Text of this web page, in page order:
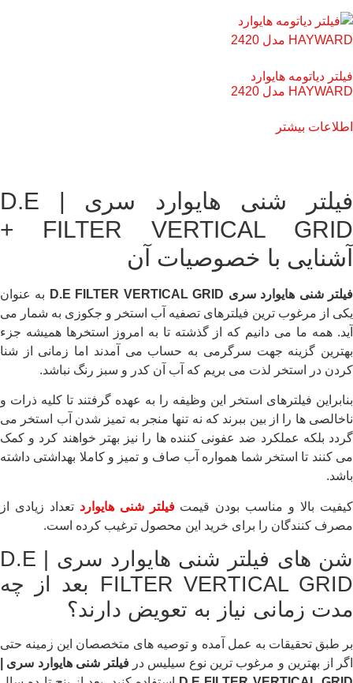
فیلتر دیاتومه هایوارد
HAYWARD مدل 2420
اطلاعات بیشتر
فیلتر شنی هایوارد سری | D.E
FILTER VERTICAL GRID +
آشنایی با خصوصیات آن
فیلتر شنی هایوارد سری D.E FILTER VERTICAL GRID به عنوان
یکی از مرغوب ترین فیلترهای تصفیه آب استخر و جکوزی به شمار می
آید. همه ما می دانیم که از گذشته تا به امروز استخرها همیشه جزء
بهترین گزینه جهت سرگرمی به حساب می آمدند اما زمانی از شنا
کردن در استخر لذت می بریم که آب آن کدر و سبز رنگ نباشد.
بنابراین فیلترهای استخر این وظیفه را به عهده گرفتند تا کلیه ذرات و
ناخالصی ها را از بین ببرند که نه تنها منجر به تمیز شدن آب استخر می
گردد بلکه عملکرد ضد عفونی کننده ها را نیز بهتر خواهند کرد و کمک
می کنند تا استخر شما همواره آب صاف و تمیز و کاملا بهداشتی داشته
باشد.
کیفیت بالا و مناسب بودن قیمتفیلتر شنی هایوارد تعداد زیادی از
مصرف کنندگان را برای خرید این محصول ترغیب کرده است.
شن های فیلتر شنی هایوارد سری | D.E
FILTER VERTICAL GRID بعد از چه
مدت زمانی نیاز به تعویض دارند؟
بر طبق تحقیقات به عمل آمده و توصیه های متخصصان این زمینه حتی
اگر از بهترین و مرغوب ترین نوع سیلیس درفیلتر شنی هایوارد سری |